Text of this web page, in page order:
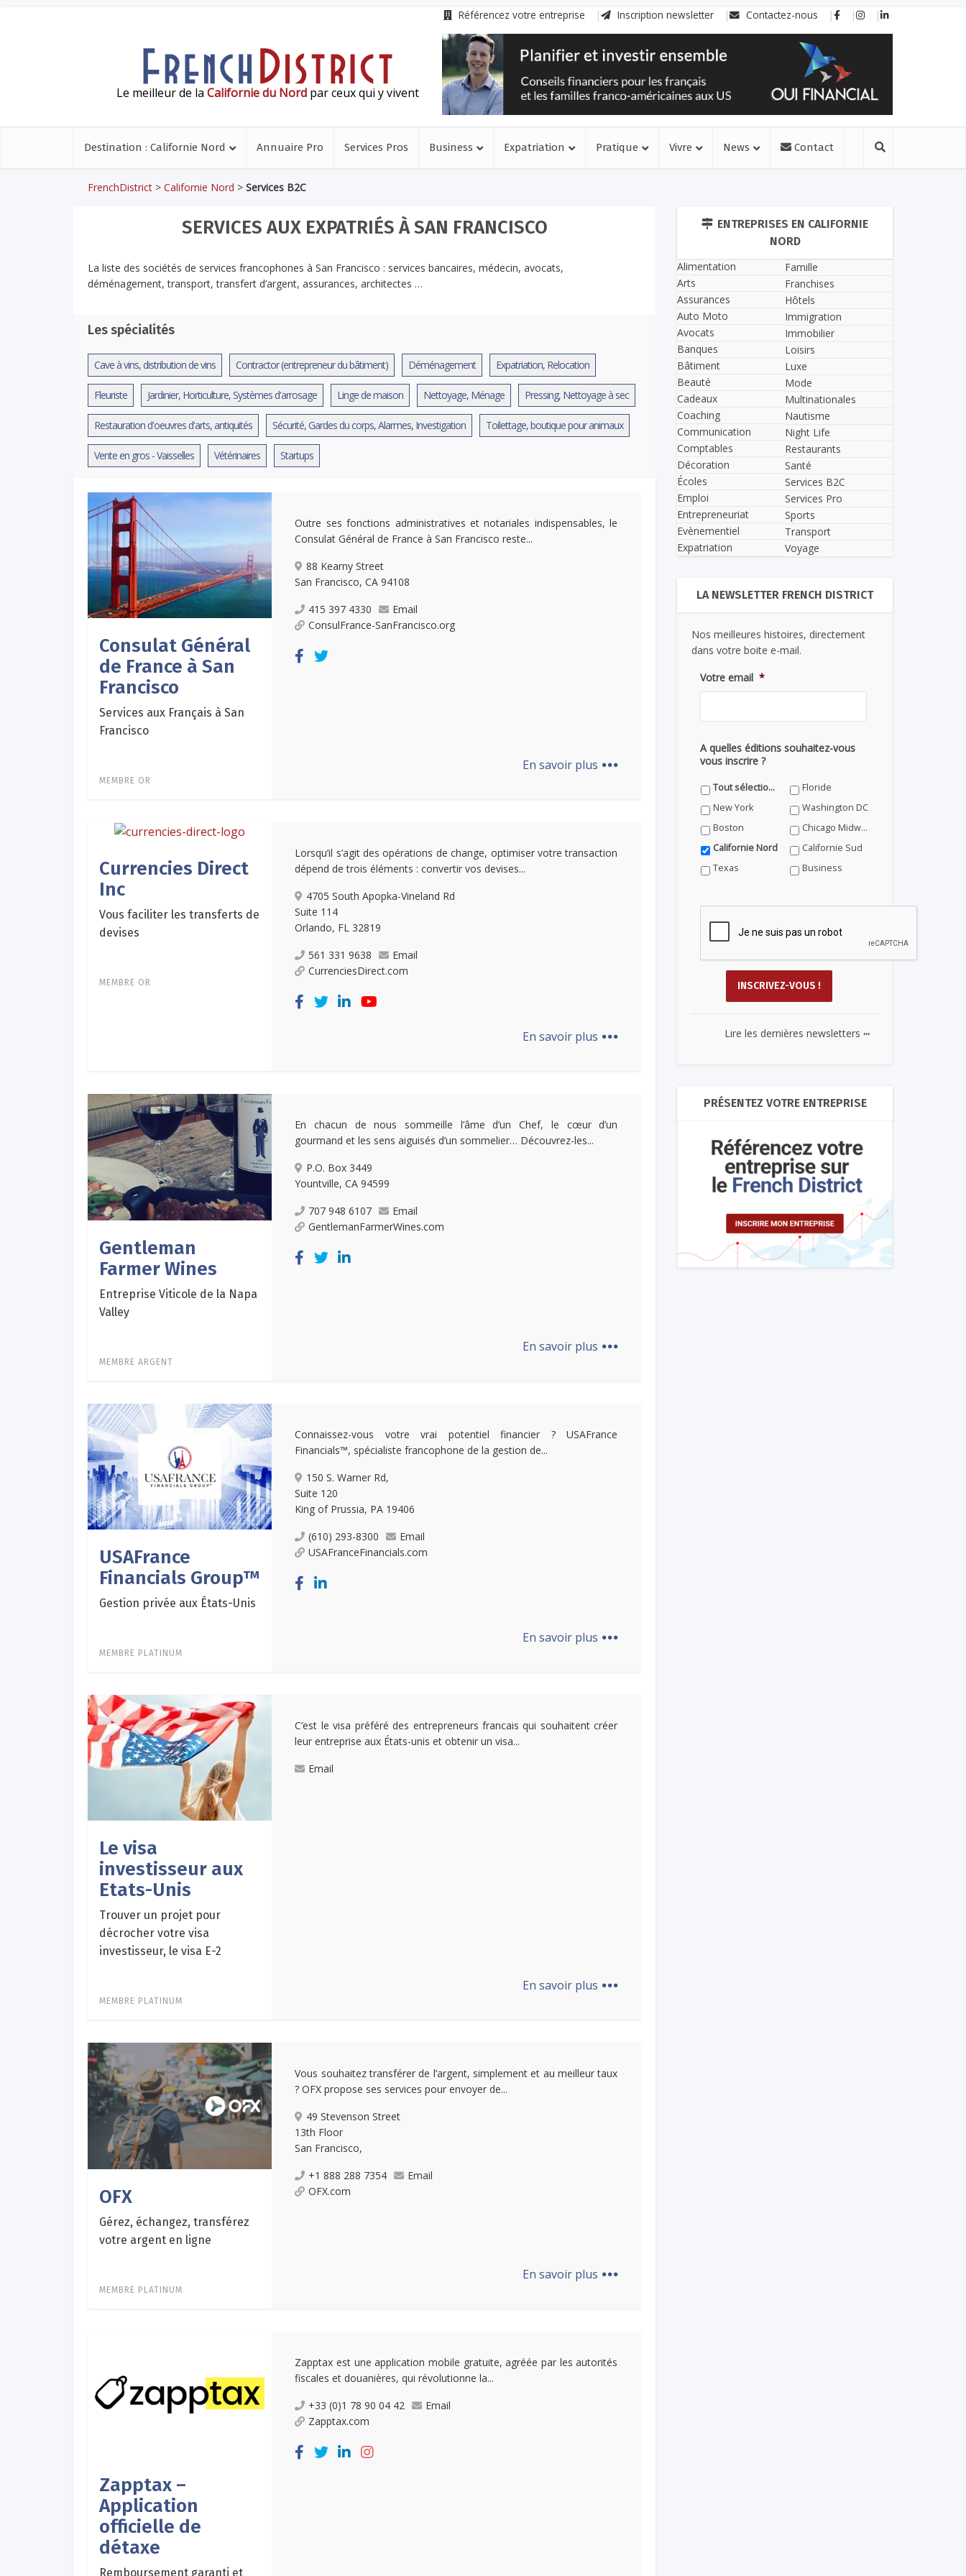
Référencez votre entreprise Inscription newsletter Contactez-nous
Le meilleur de la Californie du Nord par ceux qui y vivent
Destination : Californie Nord Annuaire Pro Services Pros Business Expatriation Pratique Vivre News Contact
FrenchDistrict > Californie Nord > Services B2C
SERVICES AUX EXPATRIÉS À SAN FRANCISCO
La liste des sociétés de services francophones à San Francisco : services bancaires, médecin, avocats,
déménagement, transport, transfert d’argent, assurances, architectes …
Les spécialités
Cave à vins, distribution de vins Contractor (entrepreneur du bâtiment) Déménagement Expatriation, Relocation
Fleuriste Jardinier, Horticulture, Systèmes d'arrosage Linge de maison Nettoyage, Ménage Pressing, Nettoyage à sec
Restauration d'oeuvres d'arts, antiquités Sécurité, Gardes du corps, Alarmes, Investigation Toilettage, boutique pour animaux
Vente en gros - Vaisselles Vétérinaires Startups
Consulat Général
de France à San
Francisco
Services aux Français à San
Francisco
MEMBRE OR
Outre ses fonctions administratives et notariales indispensables, le
Consulat Général de France à San Francisco reste...
88 Kearny Street
San Francisco, CA 94108
415 397 4330
Email
ConsulFrance-SanFrancisco.org
En savoir plus ...
Currencies Direct
Inc
Vous faciliter les transferts de
devises
MEMBRE OR
Lorsqu’il s’agit des opérations de change, optimiser votre transaction
dépend de trois éléments : convertir vos devises...
4705 South Apopka-Vineland Rd
Suite 114
Orlando, FL 32819​
561 331 9638
Email
CurrenciesDirect.com
En savoir plus ...
Gentleman
Farmer Wines
Entreprise Viticole de la Napa
Valley
MEMBRE ARGENT
En chacun de nous sommeille l’âme d’un Chef, le cœur d’un
gourmand et les sens aiguisés d’un sommelier… Découvrez-les...
P.O. Box 3449
Yountville, CA 94599
707 948 6107
Email
GentlemanFarmerWines.com
En savoir plus ...
USAFrance
Financials Group™
Gestion privée aux États-Unis
MEMBRE PLATINUM
Connaissez-vous votre vrai potentiel financier ? USAFrance
Financials™, spécialiste francophone de la gestion de...
150 S. Warner Rd,
Suite 120
King of Prussia, PA 19406
(610) 293-8300
Email
USAFranceFinancials.com
En savoir plus ...
Le visa
investisseur aux
Etats-Unis
Trouver un projet pour
décrocher votre visa
investisseur, le visa E-2
MEMBRE PLATINUM
C’est le visa préféré des entrepreneurs francais qui souhaitent créer
leur entreprise aux États-unis et obtenir un visa...
Email
En savoir plus ...
OFX
Gérez, échangez, transférez
votre argent en ligne
MEMBRE PLATINUM
Vous souhaitez transférer de l’argent, simplement et au meilleur taux
? OFX propose ses services pour envoyer de...
49 Stevenson Street
13th Floor
San Francisco,
+1 888 288 7354
Email
OFX.com
En savoir plus ...
Zapptax –
Application
officielle de
détaxe
Remboursement garanti et
Zapptax est une application mobile gratuite, agréée par les autorités
fiscales et douanières, qui révolutionne la...
+33 (0)1 78 90 04 42
Email
Zapptax.com
ENTREPRISES EN CALIFORNIE
NORD
Alimentation
Arts
Assurances
Auto Moto
Avocats
Banques
Bâtiment
Beauté
Cadeaux
Coaching
Communication
Comptables
Décoration
Écoles
Emploi
Entrepreneuriat
Evènementiel
Expatriation
Famille
Franchises
Hôtels
Immigration
Immobilier
Loisirs
Luxe
Mode
Multinationales
Nautisme
Night Life
Restaurants
Santé
Services B2C
Services Pro
Sports
Transport
Voyage
LA NEWSLETTER FRENCH DISTRICT
Nos meilleures histoires, directement
dans votre boite e-mail.
Votre email *
A quelles éditions souhaitez-vous
vous inscrire ?
Tout sélectionner
Floride
New York
Washington DC
Boston
Chicago Midwest
Californie Nord
Californie Sud
Texas
Business
Lire les dernières newsletters ...
PRÉSENTEZ VOTRE ENTREPRISE